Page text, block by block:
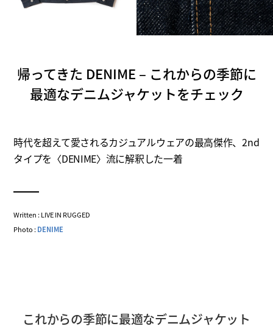
帰ってきた DENIME – これからの季節に
最適なデニムジャケットをチェック
時代を超えて愛されるカジュアルウェアの最高傑作、2nd
タイプを〈DENIME〉流に解釈した一着
Written : LIVE IN RUGGED
Photo :DENIME
これからの季節に最適なデニムジャケット